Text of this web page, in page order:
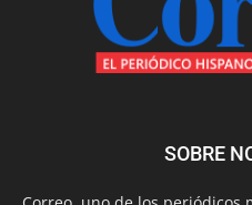
SOBRE